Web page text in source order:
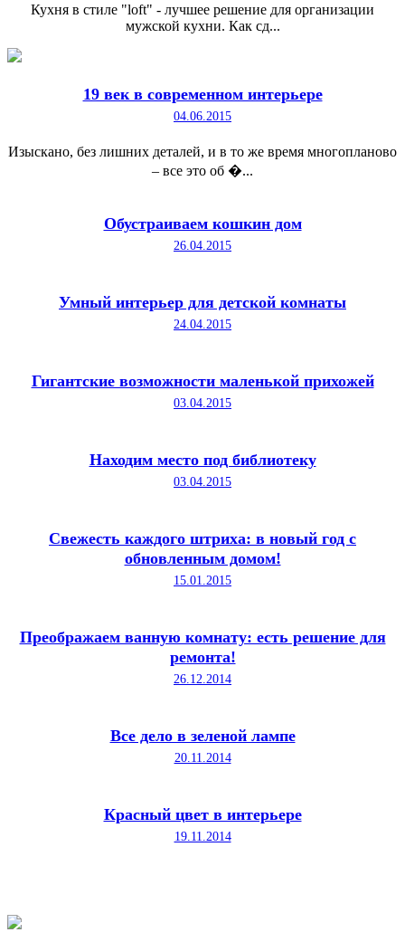
Кухня в стиле "loft" - лучшее решение для организации
мужской кухни. Как сд...
19 век в современном интерьере
04.06.2015
Изыскано, без лишних деталей, и в то же время многопланово
– все это об �...
Обустраиваем кошкин дом
26.04.2015
Умный интерьер для детской комнаты
24.04.2015
Гигантские возможности маленькой прихожей
03.04.2015
Находим место под библиотеку
03.04.2015
Свежесть каждого штриха: в новый год с
обновленным домом!
15.01.2015
Преображаем ванную комнату: есть решение для
ремонта!
26.12.2014
Все дело в зеленой лампе
20.11.2014
Красный цвет в интерьере
19.11.2014